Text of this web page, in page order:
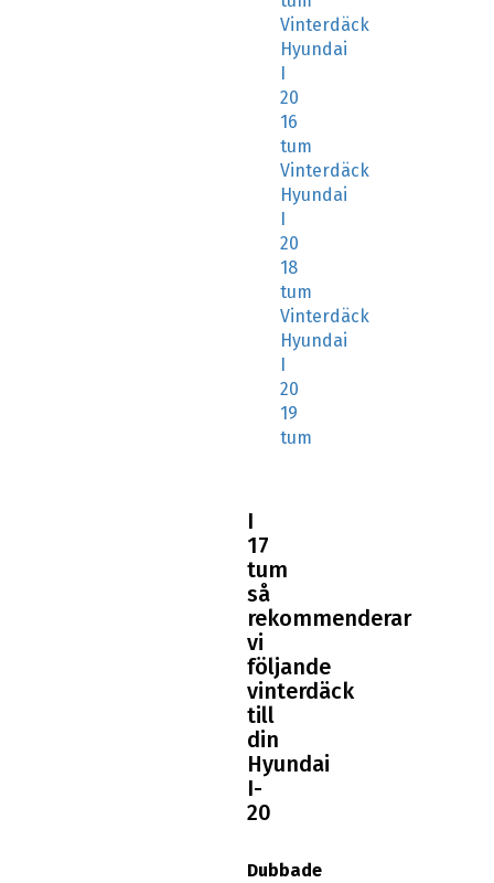
Vinterdäck
Hyundai
I
20
16
tum
Vinterdäck
Hyundai
I
20
18
tum
Vinterdäck
Hyundai
I
20
19
tum
I
17
tum
så
rekommenderar
vi
följande
vinterdäck
till
din
Hyundai
I-
20
Dubbade